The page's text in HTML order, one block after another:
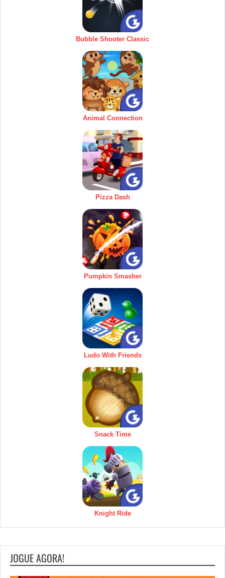
Bubble Shooter Classic
Animal Connection
Pizza Dash
Pumpkin Smasher
Ludo With Friends
Snack Time
Knight Ride
JOGUE AGORA!